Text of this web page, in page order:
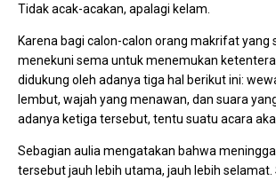
Tidak acak-acakan, apalagi kelam.
Karena bagi calon-calon orang makrifat yang
menekuni sema untuk menemukan
didukung oleh adanya tiga hal berikut ini:
lembut, wajah yang menawan, dan suara
adanya ketiga tersebut, tentu suatu acara
Sebagian aulia mengatakan bahwa
tersebut jauh lebih utama, jauh lebih selamat.